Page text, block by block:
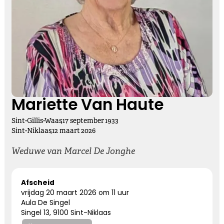
Mariette Van Haute
Sint-Gillis-Waas,17september1933
Sint-Niklaas,12maart2026
Weduwe van Marcel De Jonghe
Afscheid
vrijdag 20 maart 2026 om 11 uur
Aula De Singel
Singel 13, 9100 Sint-Niklaas
Kies dit gedicht
Vasthouden bij afscheid
Afscheid nemen, is niet loslaten
Het is een andere manier van vasthouden
Kies dit gedicht
Nooit meer hier, maar altijd bij ons.